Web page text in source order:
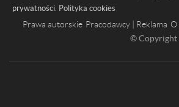
prywatności. Polityka cookies
Prawa autorskie Pracodawcy | Reklama O
© Copyright